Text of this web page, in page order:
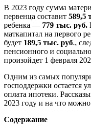
В 2023 году сумма
первенца составит 589,5
ребенка — 779 тыс. руб.
маткапитал на первого
будет 189,5 тыс. руб.,
пенсионного и
произойдет 1 февраля
Одним из самых
господдержки остается
оплата ипотеки.
2023 году и на что
Содержание